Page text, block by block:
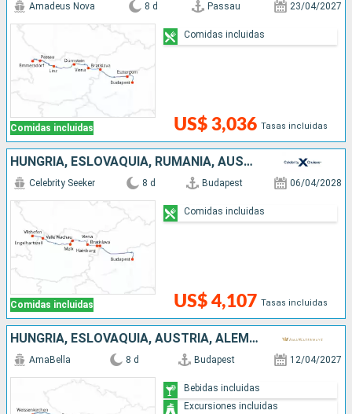
Comidas incluidas
Amadeus Nova 8 d Passau 23/04/2027
US$ 3,036 Tasas incluidas
Comidas incluidas
HUNGRÍA, ESLOVAQUIA, RUMANIA, AUSTRIA, ALEMANIA
Comidas incluidas
Celebrity Seeker 8 d Budapest 06/04/2028
US$ 4,107 Tasas incluidas
Comidas incluidas
HUNGRÍA, ESLOVAQUIA, AUSTRIA, ALEMANIA
AmaBella 8 d Budapest 12/04/2027
Bebidas incluidas
Excursiones incluidas